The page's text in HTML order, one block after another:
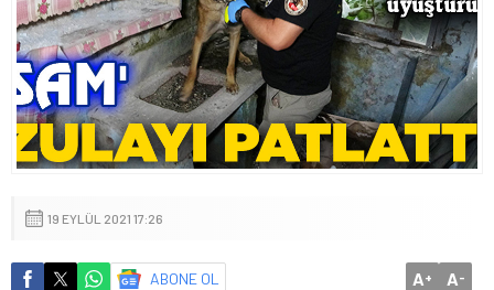
19 EYLÜL 2021 17:26
ABONE OL A+ A-